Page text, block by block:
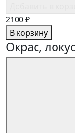
2100 ₽
В корзину
Окрас,